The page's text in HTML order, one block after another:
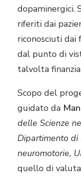
dopaminergici.
riferiti dai
riconosciuti dai
dal punto di
talvolta
Scopo del
guidato da
delle Scienze
Dipartimento di
neuromotorie,
quello di